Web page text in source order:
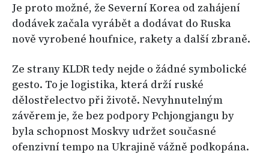
Je proto možné, že Severní Korea od zahájení
dodávek začala vyrábět a dodávat do Ruska
nově vyrobené houfnice, rakety a další zbraně.
Ze strany KLDR tedy nejde o žádné symbolické
gesto. To je logistika, která drží ruské
dělostřelectvo při životě. Nevyhnutelným
závěrem je, že bez podpory Pchjongjangu by
byla schopnost Moskvy udržet současné
ofenzivní tempo na Ukrajině vážně podkopána.